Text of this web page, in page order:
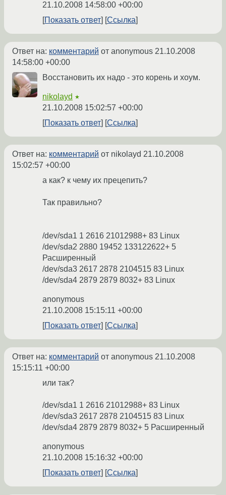
21.10.2008 14:58:00 +00:00
Показать ответ
Ссылка
Ответ на: комментарий от anonymous 21.10.2008
14:58:00 +00:00
Восстановить их надо - это корень и хоум.
nikolayd ★
21.10.2008 15:02:57 +00:00
Показать ответ
Ссылка
Ответ на: комментарий от nikolayd 21.10.2008
15:02:57 +00:00
а как? к чему их прецепить?
Так правильно?
/dev/sda1 1 2616 21012988+ 83 Linux
/dev/sda2 2880 19452 133122622+ 5
Расширенный
/dev/sda3 2617 2878 2104515 83 Linux
/dev/sda4 2879 2879 8032+ 83 Linux
anonymous
21.10.2008 15:15:11 +00:00
Показать ответ
Ссылка
Ответ на: комментарий от anonymous 21.10.2008
15:15:11 +00:00
или так?
/dev/sda1 1 2616 21012988+ 83 Linux
/dev/sda3 2617 2878 2104515 83 Linux
/dev/sda4 2879 2879 8032+ 5 Расширенный
anonymous
21.10.2008 15:16:32 +00:00
Показать ответ
Ссылка